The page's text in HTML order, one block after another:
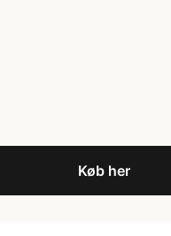
Køb her